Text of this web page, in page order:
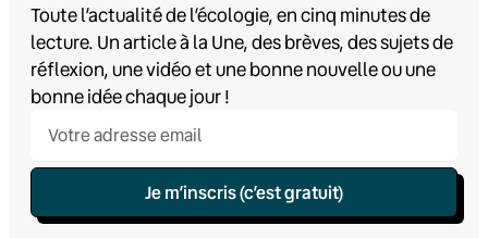
Toute l’actualité de l’écologie, en cinq minutes de
lecture. Un article à la Une, des brèves, des sujets de
réflexion, une vidéo et une bonne nouvelle ou une
bonne idée chaque jour !
Je m’inscris (c’est gratuit)